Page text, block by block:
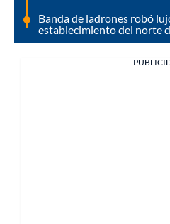
Banda de ladrones robó
establecimiento del norte